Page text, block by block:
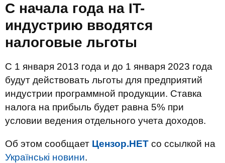
С начала года на IT-
индустрию вводятся
налоговые льготы
С 1 января 2013 года и до 1 января 2023 года
будут действовать льготы для предприятий
индустрии программной продукции. Ставка
налога на прибыль будет равна 5% при
условии ведения отдельного учета доходов.
Об этом сообщает Цензор.НЕТ со ссылкой на
Українські новини.